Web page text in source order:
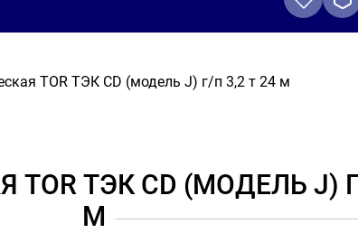
TOR ТЭК CD (модель J) г/п 3,2 т 24 м
ТЭК CD (МОДЕЛЬ J)
М